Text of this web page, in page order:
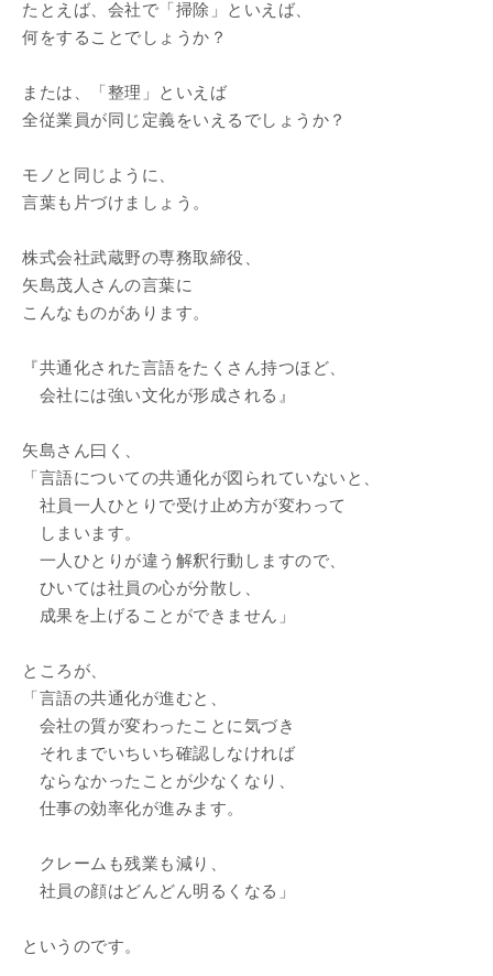
たとえば、会社で「掃除」といえば、
何をすることでしょうか？
または、「整理」といえば
全従業員が同じ定義をいえるでしょうか？
モノと同じように、
言葉も片づけましょう。
株式会社武蔵野の専務取締役、
矢島茂人さんの言葉に
こんなものがあります。
『共通化された言語をたくさん持つほど、
会社には強い文化が形成される』
矢島さん曰く、
「言語についての共通化が図られていないと、
社員一人ひとりで受け止め方が変わって
しまいます。
一人ひとりが違う解釈行動しますので、
ひいては社員の心が分散し、
成果を上げることができません」
ところが、
「言語の共通化が進むと、
会社の質が変わったことに気づき
それまでいちいち確認しなければ
ならなかったことが少なくなり、
仕事の効率化が進みます。
クレームも残業も減り、
社員の顔はどんどん明るくなる」
というのです。